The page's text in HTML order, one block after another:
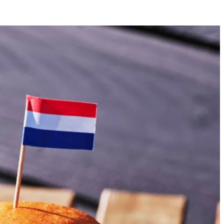
door het gehakt. Vorm er 4 ballen van.
Keer regelmatig. Was en droog ondertussen de blaadjes kropsla.
gehaktbal en augurk. Dek af met de bovenste helften van de
het vlees. Zo stroomt de hete lucht indirect van de kolen naar het